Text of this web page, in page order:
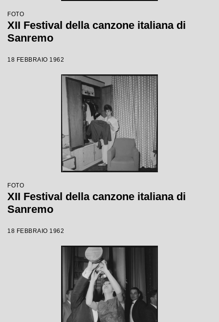
FOTO
XII Festival della canzone italiana di
Sanremo
18 FEBBRAIO 1962
FOTO
XII Festival della canzone italiana di
Sanremo
18 FEBBRAIO 1962